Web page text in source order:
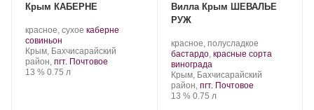
Крым КАБЕРНЕ
Производитель:
Группа
компаний
«АВК».
красное, сухое .
винограда:
каберне
совиньон
Регион:
Крым, Бахчисарайский
район, пгт. Почтовое
Крепость
13 %. Объем
0.75 л
Вилла Крым ШЕВАЛЬЕ
РУЖ
Производитель:
Группа
компаний
«АВК».
красное, полусладкое.
Сорт
бастардо, красные сорта
винограда.
Регион:
Крым, Бахчисарайский
район, пгт. Почтовое
Крепость
13 %. Объем
0.75 л